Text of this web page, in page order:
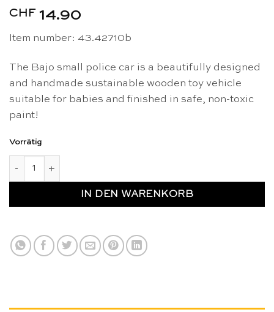
CHF 14.90
Item number: 43.42710b
The Bajo small police car is a beautifully designed
and handmade sustainable wooden toy vehicle
suitable for babies and finished in safe, non-toxic
paint!
Vorrätig
IN DEN WARENKORB